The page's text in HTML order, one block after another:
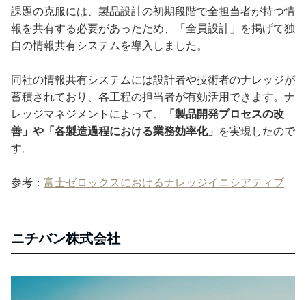
課題の克服には、製品設計の初期段階で全担当者が持つ情
報を共有する必要があったため、「全員設計」を掲げて独
自の情報共有システムを導入しました。
同社の情報共有システムには設計者や技術者のナレッジが
蓄積されており、各工程の担当者が有効活用できます。ナ
レッジマネジメントによって、
「製品開発プロセスの改
善」や「各製造過程における業務効率化」
を実現したので
す。
参考： 富士ゼロックスにおけるナレッジイニシアティブ
ニチバン株式会社